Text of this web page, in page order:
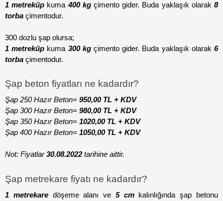
1 metreküp kuma 400 kg çimento gider. Buda yaklaşık olarak 8
torba çimentodur.
300 dozlu şap olursa;
1 metreküp kuma 300 kg çimento gider. Buda yaklaşık olarak 6
torba çimentodur.
Şap beton fiyatları ne kadardır?
Şap 250 Hazır Beton= 950,00 TL + KDV
Şap 300 Hazır Beton= 980,00 TL + KDV
Şap 350 Hazır Beton= 1020,00 TL + KDV
Şap 400 Hazır Beton= 1050,00 TL + KDV
Not: Fiyatlar 30.08.2022 tarihine aittir.
Şap metrekare fiyatı ne kadardır?
1 metrekare döşeme alanı ve 5 cm kalınlığında şap betonu